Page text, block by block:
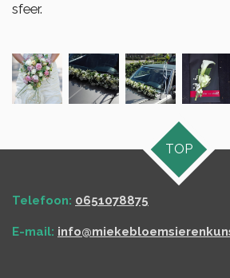
sfeer.
TOP
Telefoon: 0651078875
E-mail: